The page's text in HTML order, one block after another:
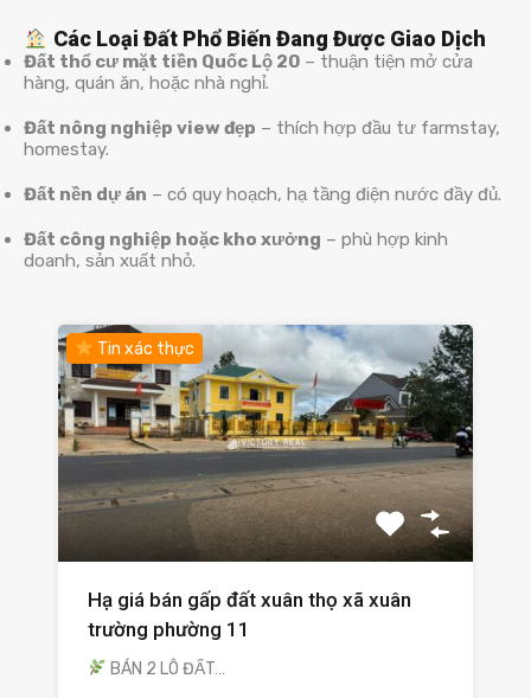
Các Loại Đất Phổ Biến Đang Được Giao Dịch
Đất thổ cư mặt tiền Quốc Lộ 20 – thuận tiện mở cửa
hàng, quán ăn, hoặc nhà nghỉ.
Đất nông nghiệp view đẹp – thích hợp đầu tư farmstay,
homestay.
Đất nền dự án – có quy hoạch, hạ tầng điện nước đầy đủ.
Đất công nghiệp hoặc kho xưởng – phù hợp kinh
doanh, sản xuất nhỏ.
Tin xác thực
Hạ giá bán gấp đất xuân thọ xã xuân
trường phường 11
BÁN 2 LÔ ĐẤT…